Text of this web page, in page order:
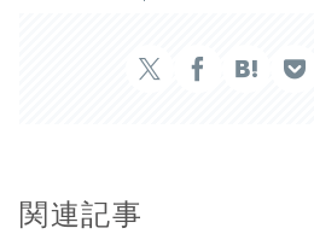
関連記事